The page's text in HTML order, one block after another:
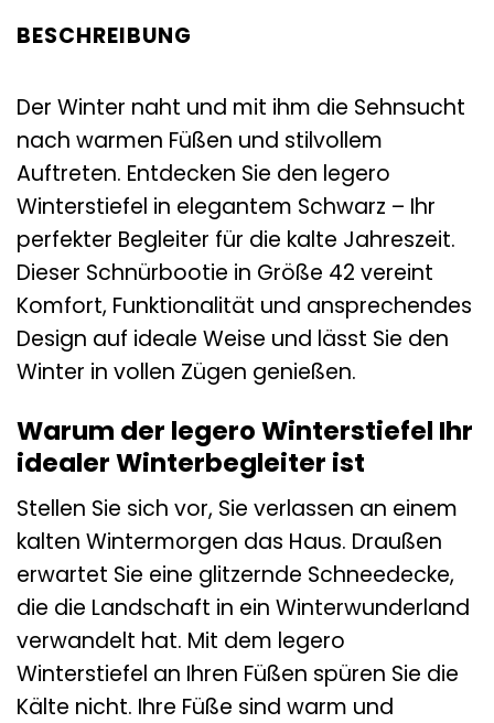
BESCHREIBUNG
Der Winter naht und mit ihm die Sehnsucht
nach warmen Füßen und stilvollem
Auftreten. Entdecken Sie den legero
Winterstiefel in elegantem Schwarz – Ihr
perfekter Begleiter für die kalte Jahreszeit.
Dieser Schnürbootie in Größe 42 vereint
Komfort, Funktionalität und ansprechendes
Design auf ideale Weise und lässt Sie den
Winter in vollen Zügen genießen.
Warum der legero Winterstiefel Ihr
idealer Winterbegleiter ist
Stellen Sie sich vor, Sie verlassen an einem
kalten Wintermorgen das Haus. Draußen
erwartet Sie eine glitzernde Schneedecke,
die die Landschaft in ein Winterwunderland
verwandelt hat. Mit dem legero
Winterstiefel an Ihren Füßen spüren Sie die
Kälte nicht. Ihre Füße sind warm und